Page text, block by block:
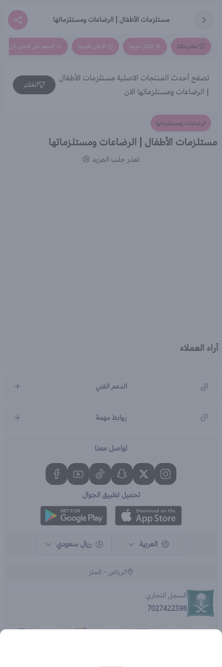
مستلزمات الأطفال | الرضاعات ومستلزماتها
مقترحاتنا الاكثر مبيعاً الاعلى تقييماً السعر من الاعلى إلى
تصفح أحدث المنتجات الاصلية مستلزمات الأطفال
| الرضاعات ومستلزماتها الان
الفلتر
الرضاعات ومستلزماتها
مستلزمات الأطفال | الرضاعات ومستلزماتها
تعذر جلب المزيد 😢
آراء العملاء
الدعم الفني
روابط مهمة
تواصل معنا
تحميل تطبيق الجوال
العربية ريال سعودي
الرياض - الملز
السجل التجاري
7027422398